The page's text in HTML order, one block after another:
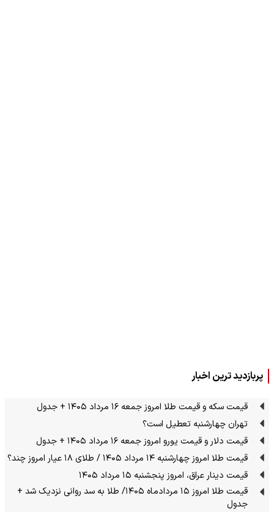
پربازدید ترین اخبار
قیمت سکه و قیمت طلا امروز جمعه ۱۶ مرداد ۱۴۰۵ + جدول
تهران چهارشنبه تعطیل است؟
قیمت دلار و قیمت یورو امروز جمعه ۱۶ مرداد ۱۴۰۵ + جدول
قیمت طلا امروز چهارشنبه ۱۴ مرداد ۱۴۰۵ / طلای ۱۸ عیار امروز چند؟
قیمت دینار عراق، امروز پنجشنبه ۱۵ مرداد ۱۴۰۵
قیمت طلا امروز ۱۵ مردادماه ۱۴۰۵/ طلا به سد روانی نزدیک شد +
جدول